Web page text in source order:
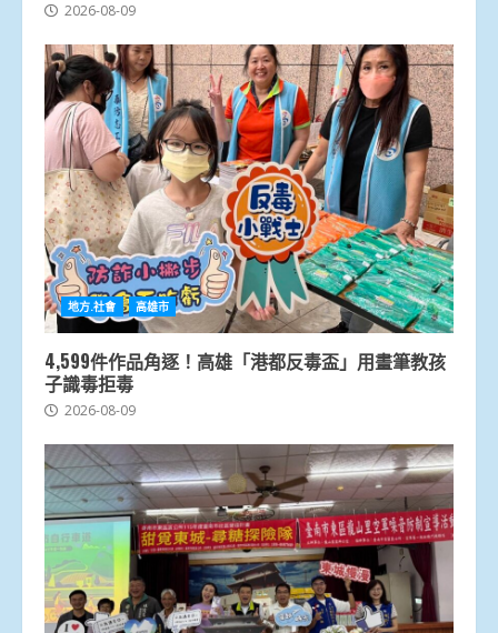
2026-08-09
地方.社會 高雄市
4,599件作品角逐！高雄「港都反毒盃」用畫筆教孩
子識毒拒毒
2026-08-09